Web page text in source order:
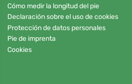
Cómo medir la longitud del pie
Declaración sobre el uso de cookies
Protección de datos personales
Pie de imprenta
Cookies